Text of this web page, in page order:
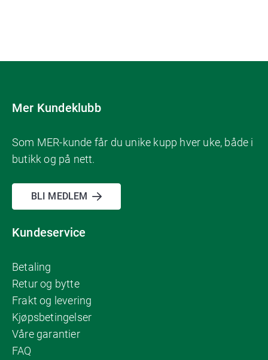
Mer Kundeklubb
Som MER-kunde får du unike kupp hver uke, både i
butikk og på nett.
BLI MEDLEM
Kundeservice
Betaling
Retur og bytte
Frakt og levering
Kjøpsbetingelser
Våre garantier
FAQ